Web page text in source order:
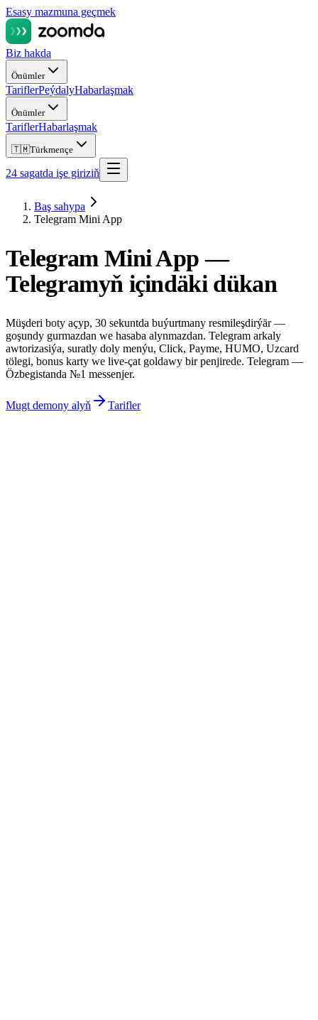
Esasy mazmuna geçmek
Biz hakda
Önümler
TariflerPeýdalyHabarlaşmak
Önümler
TariflerHabarlaşmak
🇹🇲Türkmençe
24 sagatda işe giriziň
Baş sahypa
Telegram Mini App
Telegram Mini App —
Telegramyň içindäki dükan
Müşderi boty açyp, 30 sekuntda buýurtmany resmileşdirýär —
goşundy gurmazdan we hasaba alynmazdan. Telegram arkaly
awtorizasiýa, suratly doly menýu, Click, Payme, HUMO, Uzcard
tölegi, bonus karty we live-çat goldawy bir penjirede. Telegram —
Özbegistanda №1 messenjer.
Mugt demony alyň Tarifler